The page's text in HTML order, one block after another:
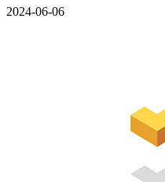
2024-06-06